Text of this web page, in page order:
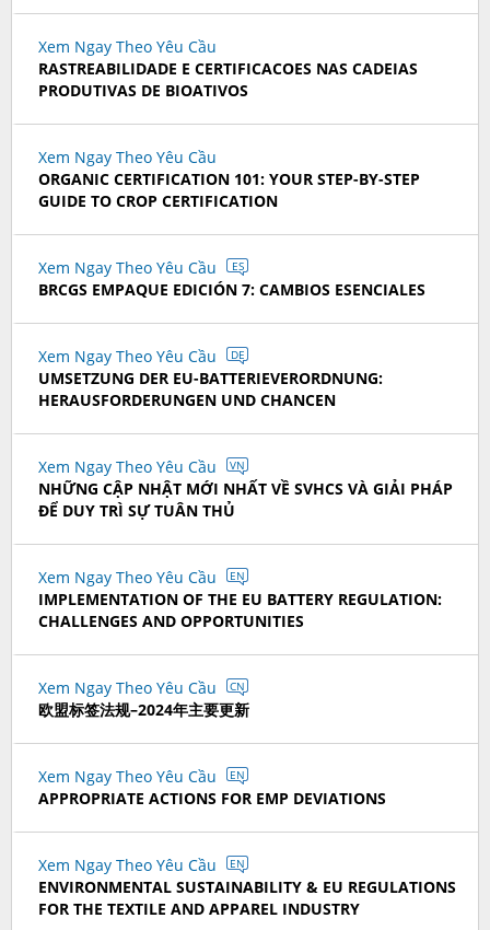
Xem Ngay Theo Yêu Cầu
RASTREABILIDADE E CERTIFICACOES NAS CADEIAS
PRODUTIVAS DE BIOATIVOS
Xem Ngay Theo Yêu Cầu
ORGANIC CERTIFICATION 101: YOUR STEP-BY-STEP
GUIDE TO CROP CERTIFICATION
Xem Ngay Theo Yêu Cầu ES
BRCGS EMPAQUE EDICIÓN 7: CAMBIOS ESENCIALES
Xem Ngay Theo Yêu Cầu DE
UMSETZUNG DER EU-BATTERIEVERORDNUNG:
HERAUSFORDERUNGEN UND CHANCEN
Xem Ngay Theo Yêu Cầu VN
NHỮNG CẬP NHẬT MỚI NHẤT VỀ SVHCS VÀ GIẢI PHÁP
ĐỂ DUY TRÌ SỰ TUÂN THỦ
Xem Ngay Theo Yêu Cầu EN
IMPLEMENTATION OF THE EU BATTERY REGULATION:
CHALLENGES AND OPPORTUNITIES
Xem Ngay Theo Yêu Cầu CN
欧盟标签法规–2024年主要更新
Xem Ngay Theo Yêu Cầu EN
APPROPRIATE ACTIONS FOR EMP DEVIATIONS
Xem Ngay Theo Yêu Cầu EN
ENVIRONMENTAL SUSTAINABILITY & EU REGULATIONS
FOR THE TEXTILE AND APPAREL INDUSTRY